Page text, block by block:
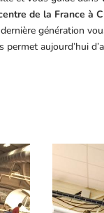
de la France à
génération
aujourd’hui